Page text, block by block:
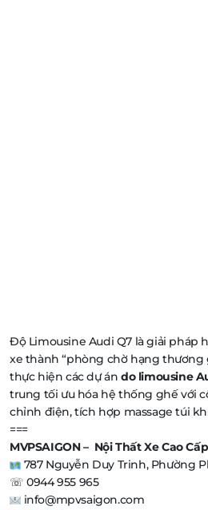
Độ Limousine Audi Q7 là giải pháp
xe thành “phòng chờ hạng thương
thực hiện các dự án do limousine
trung tối ưu hóa hệ thống ghế với
chỉnh điện, tích hợp massage túi
===
MVPSAIGON – Nội Thất Xe Cao Cấp
787 Nguyễn Duy Trinh, Phường
☏ 0944 955 965
info@mpvsaigon.com